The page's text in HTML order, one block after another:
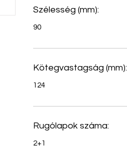
Szélesség (mm):
90
Kötegvastagság (mm):
124
Rugólapok száma:
2+1